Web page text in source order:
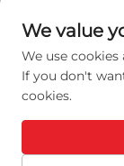
[email
Mọi
We value
We use
If you don't
cookies.